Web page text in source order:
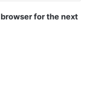
for the next